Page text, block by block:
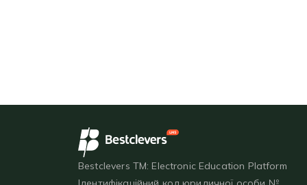
Bestclevers TM: Electronic Education Platform